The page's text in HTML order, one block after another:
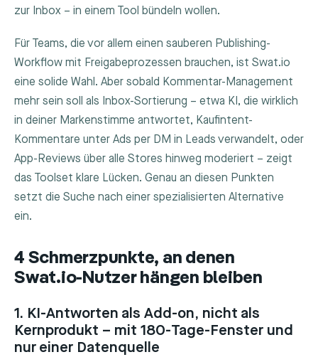
zur Inbox – in einem Tool bündeln wollen.
Für Teams, die vor allem einen sauberen Publishing-
Workflow mit Freigabeprozessen brauchen, ist Swat.io
eine solide Wahl. Aber sobald Kommentar-Management
mehr sein soll als Inbox-Sortierung – etwa KI, die wirklich
in deiner Markenstimme antwortet, Kaufintent-
Kommentare unter Ads per DM in Leads verwandelt, oder
App-Reviews über alle Stores hinweg moderiert – zeigt
das Toolset klare Lücken. Genau an diesen Punkten
setzt die Suche nach einer spezialisierten Alternative
ein.
4 Schmerzpunkte, an denen
Swat.io-Nutzer hängen bleiben
1. KI-Antworten als Add-on, nicht als
Kernprodukt – mit 180-Tage-Fenster und
nur einer Datenquelle